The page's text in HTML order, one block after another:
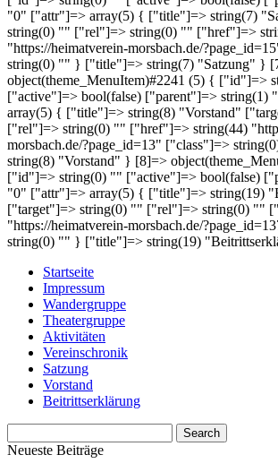
"0" ["attr"]=> array(5) { ["title"]=> string(7)
string(0) "" ["rel"]=> string(0) "" ["href"]=>
"https://heimatverein-morsbach.de/
string(0) "" } ["title"]=> string(7) "Satzung" }
object(theme_MenuItem)#2241 (5) { ["id"]=>
["active"]=> bool(false) ["parent"]=> string(1)
array(5) { ["title"]=> string(8) "Vorstand"
["rel"]=> string(0) "" ["href"]=> string(44)
morsbach.de/?page_id=13" ["class"]=>
string(8) "Vorstand" } [8]=>
["id"]=> string(0) "" ["active"]=> bool(false)
"0" ["attr"]=> array(5) { ["title"]=> string(19)
["target"]=> string(0) "" ["rel"]=> string(0) ""
"https://heimatverein-morsbach.de/
string(0) "" } ["title"]=> string(19)
Startseite
Impressum
Wandergruppe
Theatergruppe
Aktivitäten
Vereinschronik
Satzung
Vorstand
Beitrittserklärung
Neueste Beiträge